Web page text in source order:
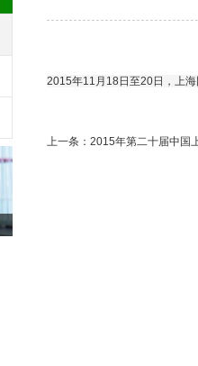
2015年11月18日至20日，上
上一条：2015年第二十届中国